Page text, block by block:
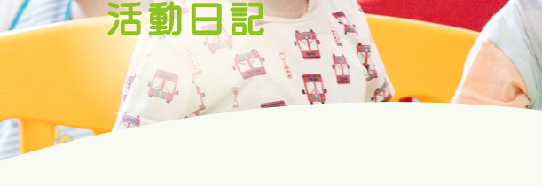
活動日記